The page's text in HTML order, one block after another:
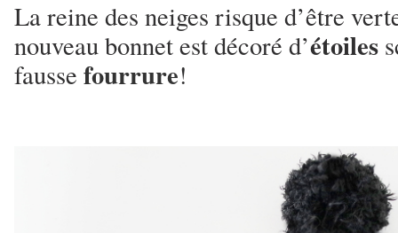
La reine des neiges risque d’être
nouveau bonnet est décoré d’étoiles
fausse fourrure!